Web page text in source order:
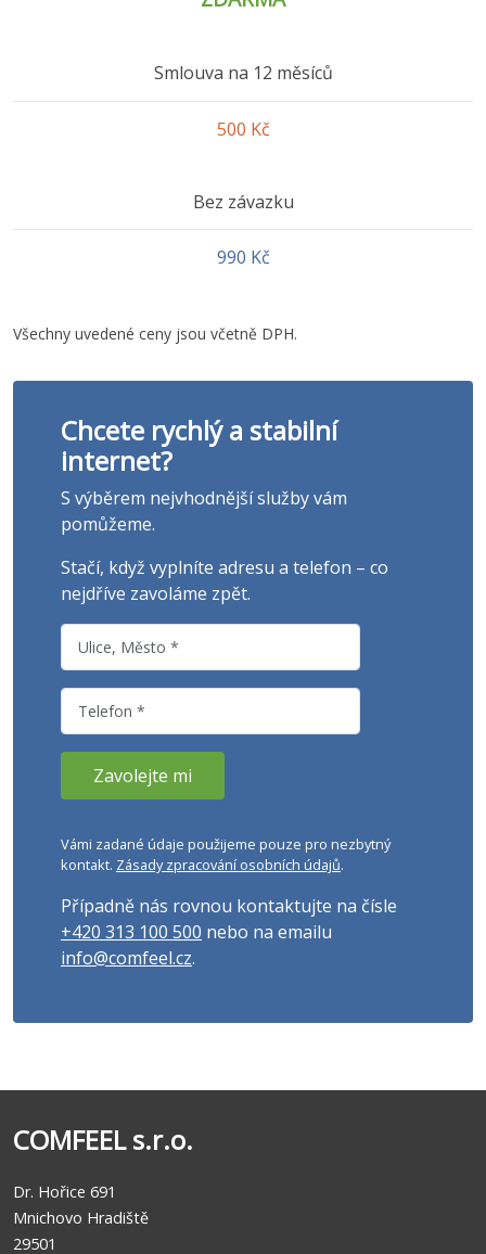
Smlouva na 12 měsíců
500 Kč
Bez závazku
990 Kč
Všechny uvedené ceny jsou včetně DPH.
Chcete rychlý a stabilní
internet?
S výběrem nejvhodnější služby vám
pomůžeme.
Stačí, když vyplníte adresu a telefon – co
nejdříve zavoláme zpět.
Vámi zadané údaje použijeme pouze pro nezbytný
kontakt. Zásady zpracování osobních údajů.
Případně nás rovnou kontaktujte na čísle
+420 313 100 500 nebo na emailu
info@comfeel.cz.
COMFEEL s.r.o.
Dr. Hořice 691
Mnichovo Hradiště
29501